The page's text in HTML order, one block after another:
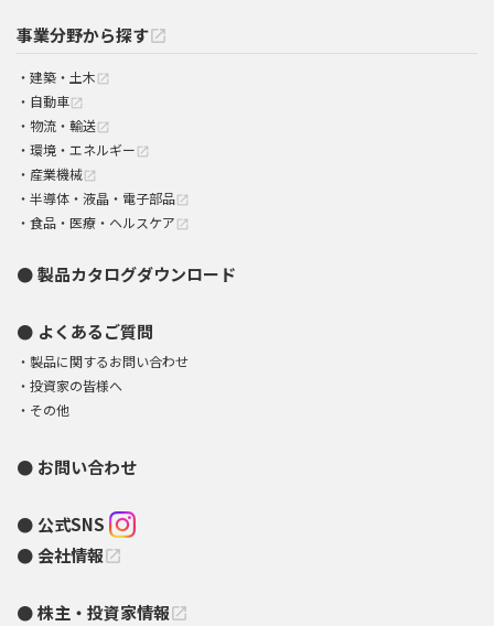
事業分野から探すopen_in_new
建築・土木 open_in_new
自動車open_in_new
物流・輸送open_in_new
環境・エネルギー open_in_new
産業機械open_in_new
半導体・液晶・電子部品open_in_new
食品・医療・ヘルスケア open_in_new
製品カタログダウンロード
よくあるご質問
製品に関するお問い合わせ
投資家の皆様へ
その他
お問い合わせ
公式SNS
会社情報open_in_new
株主・投資家情報open_in_new